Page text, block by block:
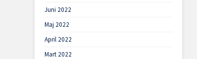
Juni 2022
Maj 2022
April 2022
Mart 2022